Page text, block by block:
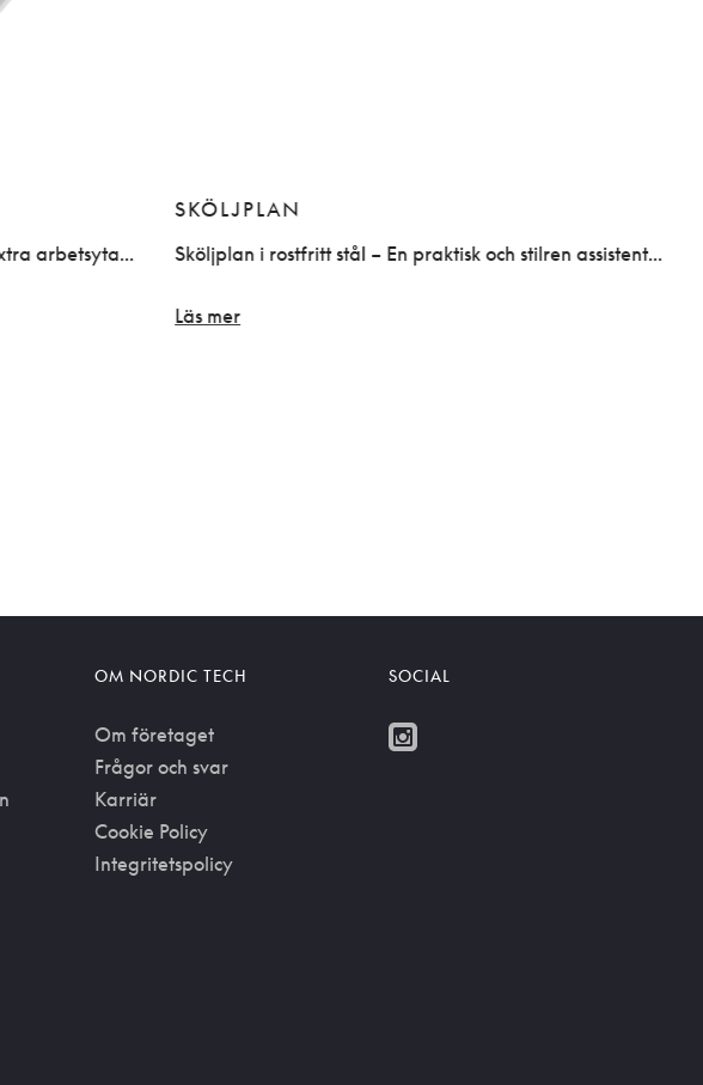
arbetsyta...
SKÖLJPLAN
Sköljplan i rostfritt stål – En praktisk och stilren assistent...
Läs mer
OM NORDIC TECH
Om företaget
Frågor och svar
Karriär
Cookie Policy
Integritetspolicy
SOCIAL